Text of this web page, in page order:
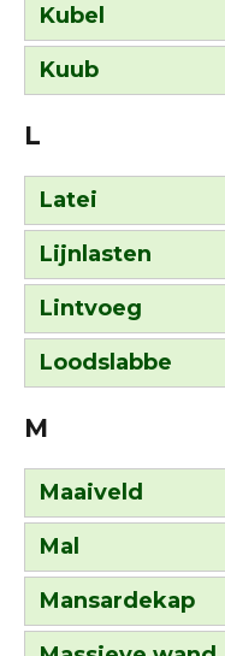
Kubel
Kuub
L
Latei
Lijnlasten
Lintvoeg
Loodslabbe
M
Maaiveld
Mal
Mansardekap